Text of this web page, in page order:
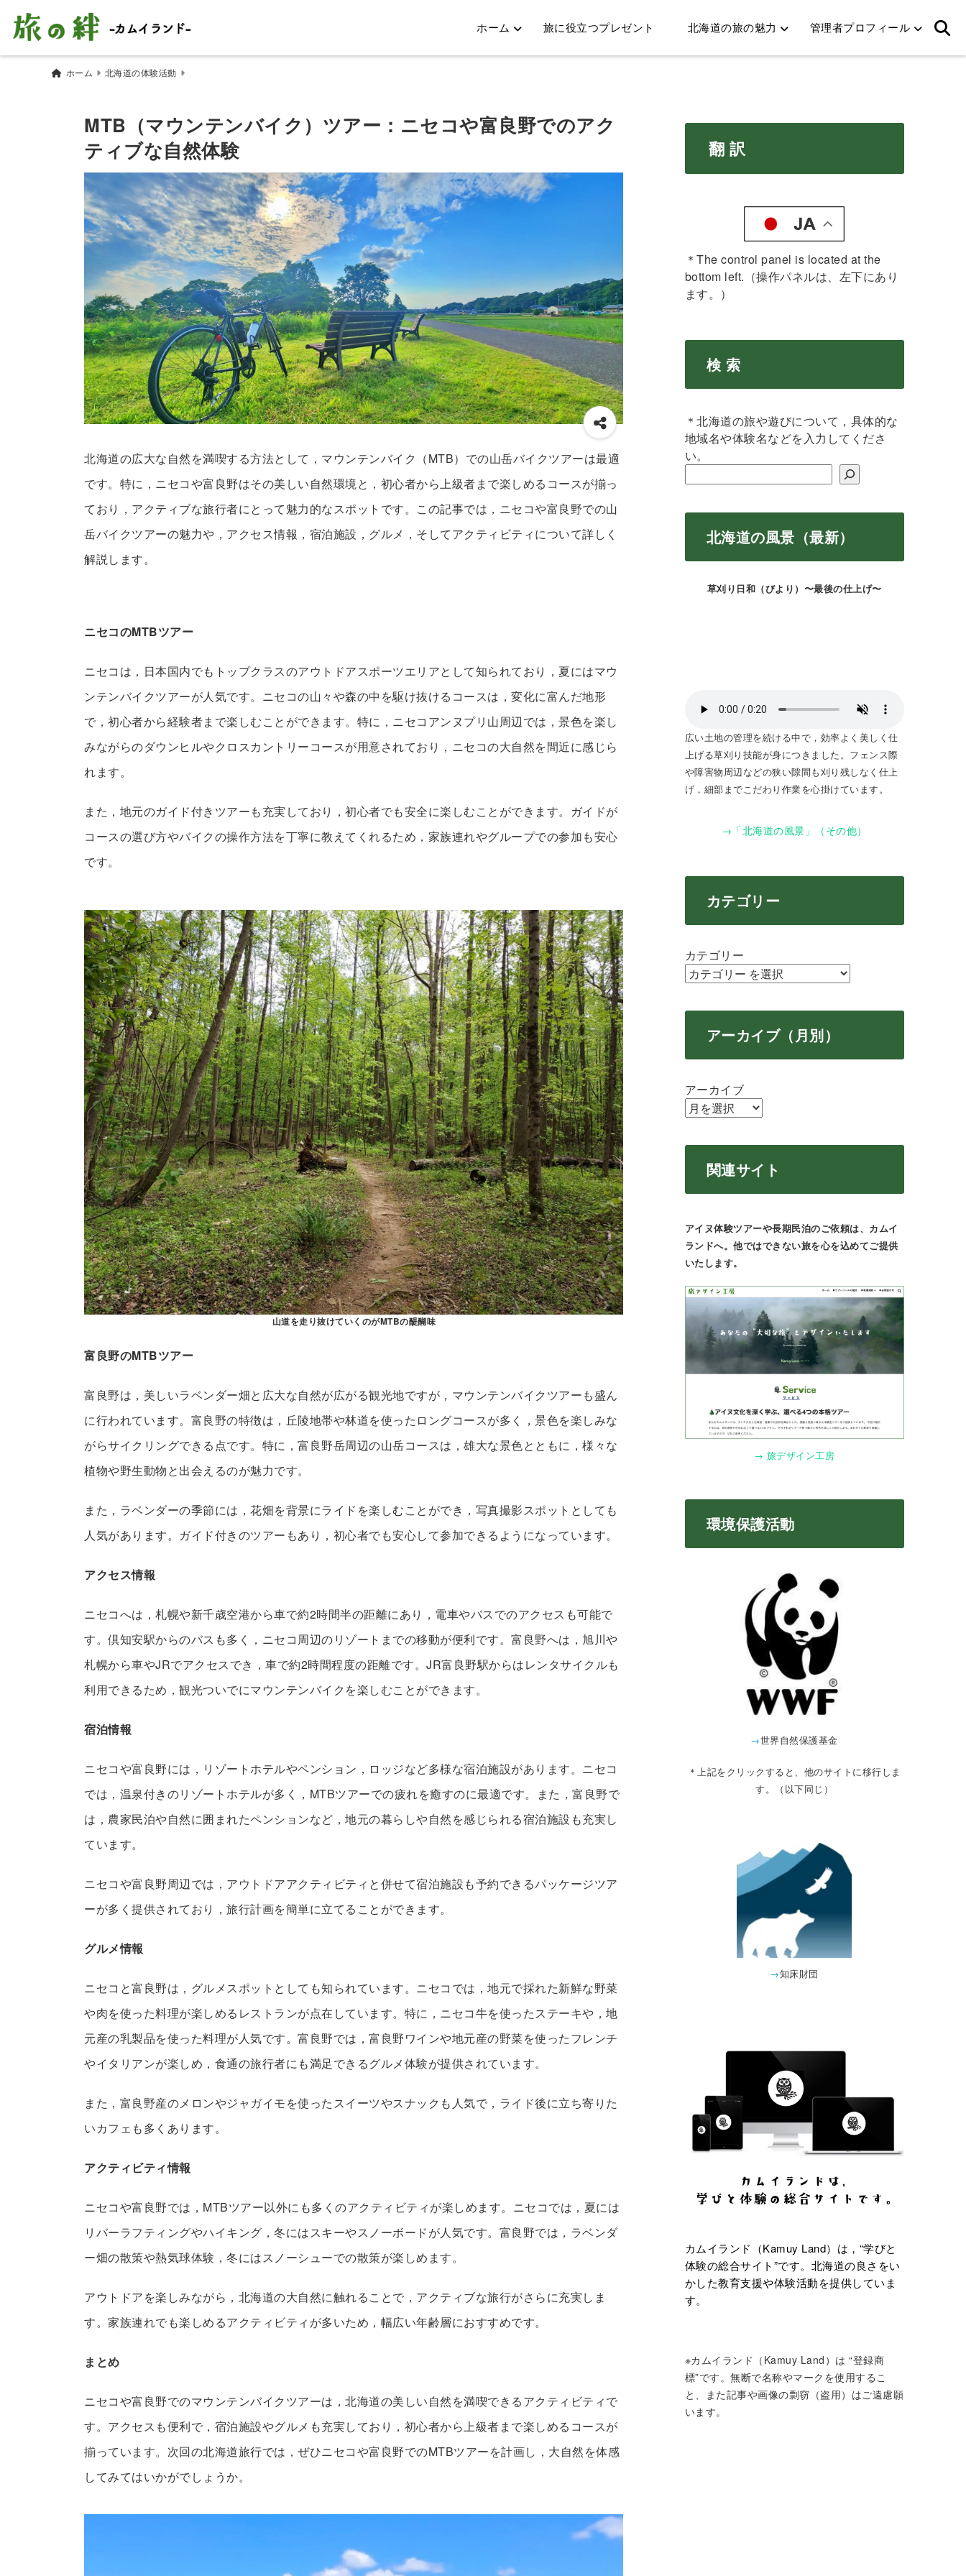
ホーム 旅に役立つプレゼント 北海道の旅の魅力 管理者プロフィール
ホーム 北海道の体験活動
MTB（マウンテンバイク）ツアー：ニセコや富良野でのアク
ティブな自然体験
北海道の広大な自然を満喫する方法として，マウンテンバイク（MTB）での山岳バイクツアーは最適
です。特に，ニセコや富良野はその美しい自然環境と，初心者から上級者まで楽しめるコースが揃っ
ており，アクティブな旅行者にとって魅力的なスポットです。この記事では，ニセコや富良野での山
岳バイクツアーの魅力や，アクセス情報，宿泊施設，グルメ，そしてアクティビティについて詳しく
解説します。
ニセコのMTBツアー
ニセコは，日本国内でもトップクラスのアウトドアスポーツエリアとして知られており，夏にはマウ
ンテンバイクツアーが人気です。ニセコの山々や森の中を駆け抜けるコースは，変化に富んだ地形
で，初心者から経験者まで楽しむことができます。特に，ニセコアンヌプリ山周辺では，景色を楽し
みながらのダウンヒルやクロスカントリーコースが用意されており，ニセコの大自然を間近に感じら
れます。
また，地元のガイド付きツアーも充実しており，初心者でも安全に楽しむことができます。ガイドが
コースの選び方やバイクの操作方法を丁寧に教えてくれるため，家族連れやグループでの参加も安心
です。
山道を走り抜けていくのがMTBの醍醐味
富良野のMTBツアー
富良野は，美しいラベンダー畑と広大な自然が広がる観光地ですが，マウンテンバイクツアーも盛ん
に行われています。富良野の特徴は，丘陵地帯や林道を使ったロングコースが多く，景色を楽しみな
がらサイクリングできる点です。特に，富良野岳周辺の山岳コースは，雄大な景色とともに，様々な
植物や野生動物と出会えるのが魅力です。
また，ラベンダーの季節には，花畑を背景にライドを楽しむことができ，写真撮影スポットとしても
人気があります。ガイド付きのツアーもあり，初心者でも安心して参加できるようになっています。
アクセス情報
ニセコへは，札幌や新千歳空港から車で約2時間半の距離にあり，電車やバスでのアクセスも可能で
す。倶知安駅からのバスも多く，ニセコ周辺のリゾートまでの移動が便利です。富良野へは，旭川や
札幌から車やJRでアクセスでき，車で約2時間程度の距離です。JR富良野駅からはレンタサイクルも
利用できるため，観光ついでにマウンテンバイクを楽しむことができます。
宿泊情報
ニセコや富良野には，リゾートホテルやペンション，ロッジなど多様な宿泊施設があります。ニセコ
では，温泉付きのリゾートホテルが多く，MTBツアーでの疲れを癒すのに最適です。また，富良野で
は，農家民泊や自然に囲まれたペンションなど，地元の暮らしや自然を感じられる宿泊施設も充実し
ています。
ニセコや富良野周辺では，アウトドアアクティビティと併せて宿泊施設も予約できるパッケージツア
ーが多く提供されており，旅行計画を簡単に立てることができます。
グルメ情報
ニセコと富良野は，グルメスポットとしても知られています。ニセコでは，地元で採れた新鮮な野菜
や肉を使った料理が楽しめるレストランが点在しています。特に，ニセコ牛を使ったステーキや，地
元産の乳製品を使った料理が人気です。富良野では，富良野ワインや地元産の野菜を使ったフレンチ
やイタリアンが楽しめ，食通の旅行者にも満足できるグルメ体験が提供されています。
また，富良野産のメロンやジャガイモを使ったスイーツやスナックも人気で，ライド後に立ち寄りた
いカフェも多くあります。
アクティビティ情報
ニセコや富良野では，MTBツアー以外にも多くのアクティビティが楽しめます。ニセコでは，夏には
リバーラフティングやハイキング，冬にはスキーやスノーボードが人気です。富良野では，ラベンダ
ー畑の散策や熱気球体験，冬にはスノーシューでの散策が楽しめます。
アウトドアを楽しみながら，北海道の大自然に触れることで，アクティブな旅行がさらに充実しま
す。家族連れでも楽しめるアクティビティが多いため，幅広い年齢層におすすめです。
まとめ
ニセコや富良野でのマウンテンバイクツアーは，北海道の美しい自然を満喫できるアクティビティで
す。アクセスも便利で，宿泊施設やグルメも充実しており，初心者から上級者まで楽しめるコースが
揃っています。次回の北海道旅行では，ぜひニセコや富良野でのMTBツアーを計画し，大自然を体感
してみてはいかがでしょうか。
翻 訳
＊The control panel is located at the
bottom left.（操作パネルは、左下にあり
ます。）
検 索
＊北海道の旅や遊びについて，具体的な
地域名や体験名などを入力してくださ
い。
北海道の風景（最新）
草刈り日和（びより）〜最後の仕上げ〜
広い土地の管理を続ける中で，効率よく美しく仕
上げる草刈り技能が身につきました。フェンス際
や障害物周辺などの狭い隙間も刈り残しなく仕上
げ，細部までこだわり作業を心掛けています。
→「北海道の風景」（その他）
カテゴリー
カテゴリー
アーカイブ（月別）
アーカイブ
関連サイト
アイヌ体験ツアーや長期民泊のご依頼は、カムイ
ランドへ。他ではできない旅を心を込めてご提供
いたします。
→ 旅デザイン工房
環境保護活動
→世界自然保護基金
＊上記をクリックすると、他のサイトに移行しま
す。（以下同じ）
→知床財団
カムイランド（Kamuy Land）は，“学びと
体験の総合サイト”です。北海道の良さをい
かした教育支援や体験活動を提供していま
す。
※カムイランド（Kamuy Land）は “登録商
標”です。無断で名称やマークを使用するこ
と、また記事や画像の剽窃（盗用）はご遠慮願
います。